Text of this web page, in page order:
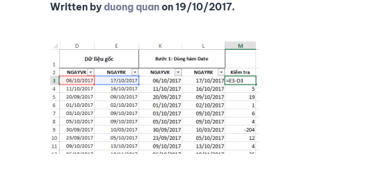
Written byduong quanon19/10/2017.